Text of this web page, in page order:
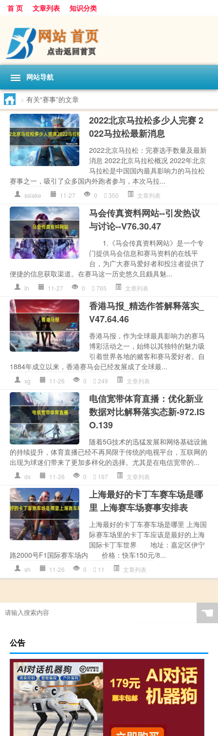
首 页 文章列表 知识分类
网站导航
> 有关“赛事”的文章
2022北京马拉松多少人完赛 2
022马拉松最新消息
2022北京马拉松：完赛选手数量及最新
消息 2022北京马拉松概况 2022年北京
马拉松是中国国内最具影响力的马拉松
赛事之一，吸引了众多国内外跑者参与，本次马拉...
sslake 11-27 0 350 文章列表
马会传真资料网站--引发热议
与讨论--V76.30.47
1.《马会传真资料网站》是一个专
门提供马会信息和赛马资料的在线平
台，为广大赛马爱好者和投注者提供了
便捷的信息获取渠道。在赛马这一历史悠久且颇具魅...
lh 11-27 0 765 文章列表
香港马报_精选作答解释落实_
V47.64.46
香港马报，作为全球最具影响力的赛马
博彩活动之一，始终以其独特的魅力吸
引着世界各地的赌客和赛马爱好者。自
1884年成立以来，香港赛马会已经发展成了全球最...
xg 11-26 0 249 文章列表
电信宽带体育直播：优化新业
数据对比解释落实态新-972.IS
O.139
随着5G技术的迅猛发展和网络基础设施
的持续提升，体育直播已经不再局限于传统的电视平台，互联网的
出现为球迷们带来了更加多样化的选择。尤其是在电信宽带的...
dx 11-26 0 197 文章列表
上海最好的卡丁车赛车场是哪
里 上海赛车场赛事安排表
上海最好的卡丁车赛车场是哪里 上海国
际赛车场里的卡丁车应该是最好的上海
国际卡丁车世界 地址：嘉定区伊宁
路2000号F1国际赛车场内 价格：快车150元/8...
sh 11-26 0 11 文章列表
☚
公告